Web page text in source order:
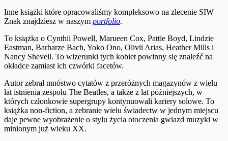
Inne książki które opracowaliśmy kompleksowo na zlecenie SIW
Znak znajdziesz w naszym portfolio.
To książka o Cynthii Powell, Marueen Cox, Pattie Boyd, Lindzie
Eastman, Barbarze Bach, Yoko Ono, Olivii Arias, Heather Mills i
Nancy Shevell. To wizerunki tych kobiet powinny się znaleźć na
okładce zamiast ich czwórki facetów.
Autor zebrał mnóstwo cytatów z przeróżnych magazynów z wielu
lat istnienia zespołu The Beatles, a także z lat późniejszych, w
których członkowie supergrupy kontynuowali kariery solowe. To
książka non-fiction, a zebranie wielu świadectw w jednym miejscu
daje pewne wyobrażenie o stylu życia otoczenia gwiazd muzyki w
minionym już wieku XX.